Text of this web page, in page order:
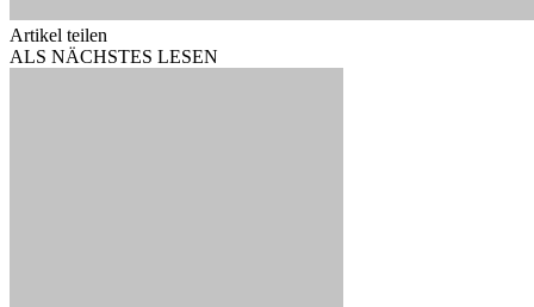
Artikel teilen
ALS NÄCHSTES LESEN